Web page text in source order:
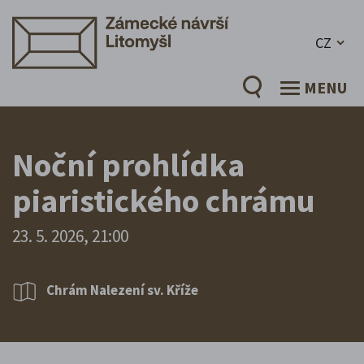
CZ
MENU
Noční prohlídka
piaristického chrámu
23. 5. 2026, 21:00
Chrám Nalezení sv. Kříže